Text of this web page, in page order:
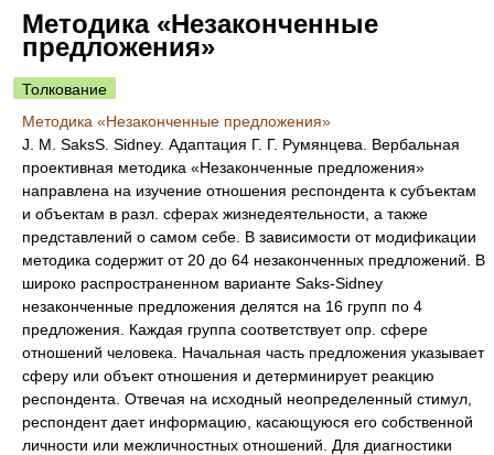
Методика «Незаконченные
предложения»
Толкование
Методика «Незаконченные предложения»
J. M. SaksS. Sidney. Адаптация Г. Г. Румянцева. Вербальная
проективная методика «Незаконченные предложения»
направлена на изучение отношения респондента к субъектам
и объектам в разл. сферах жизнедеятельности, а также
представлений о самом себе. В зависимости от модификации
методика содержит от 20 до 64 незаконченных предложений. В
широко распространенном варианте Saks-Sidney
незаконченные предложения делятся на 16 групп по 4
предложения. Каждая группа соответствует опр. сфере
отношений человека. Начальная часть предложения указывает
сферу или объект отношения и детерминирует реакцию
респондента. Отвечая на исходный неопределенный стимул,
респондент дает информацию, касающуюся его собственной
личности или межличностных отношений. Для диагностики